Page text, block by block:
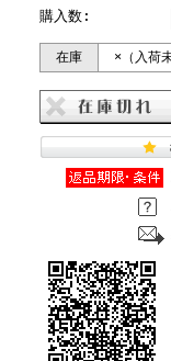
購入数:
在庫 ×（入荷